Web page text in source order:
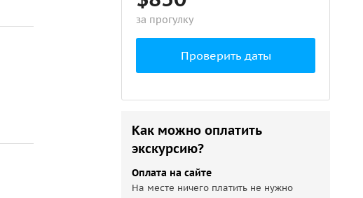
за прогулку
Проверить даты
Как можно оплатить
экскурсию?
Оплата на сайте
На месте ничего платить не нужно